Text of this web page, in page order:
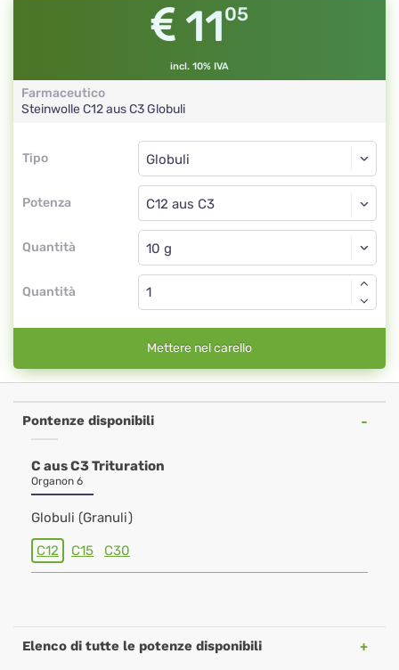
1105
incl. 10% IVA
Farmaceutico
SteinwolleC12 aus C3Globuli
Tipo
Tipo
Potenza
Globuli
C12 aus C3
Quantità
Globuli
Quantità
Mettere nel carello
Pontenze disponibili
C aus C3 Trituration
Organon 6
Globuli (Granuli)
C12 C15 C30
Elenco di tutte le potenze disponibili